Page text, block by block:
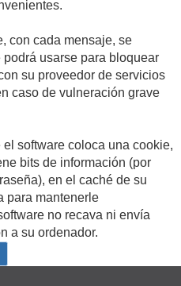
con cada mensaje, se
usarse para bloquear
su proveedor de servicios
caso de vulneración grave
software coloca una cookie,
bits de información (por
en el caché de su
para mantenerle
no recava ni envía
a su ordenador.